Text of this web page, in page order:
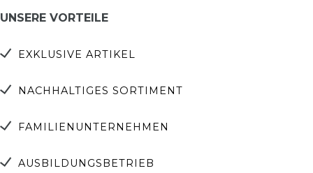
UNSERE VORTEILE
EXKLUSIVE ARTIKEL
NACHHALTIGES SORTIMENT
FAMILIENUNTERNEHMEN
AUSBILDUNGSBETRIEB